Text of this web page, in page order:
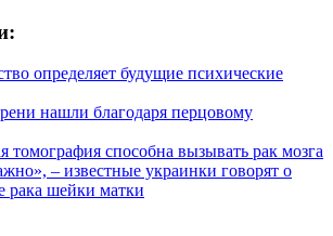
определяет будущие психические
нашли благодаря перцовому
томография способна вызывать рак мозга
– известные украинки говорят о
рака шейки матки